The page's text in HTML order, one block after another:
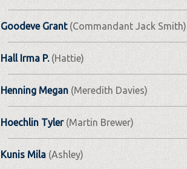
Goodeve Grant(Commandant Jack Smith)
Hall Irma P.(Hattie)
Henning Megan(Meredith Davies)
Hoechlin Tyler(Martin Brewer)
Kunis Mila (Ashley)